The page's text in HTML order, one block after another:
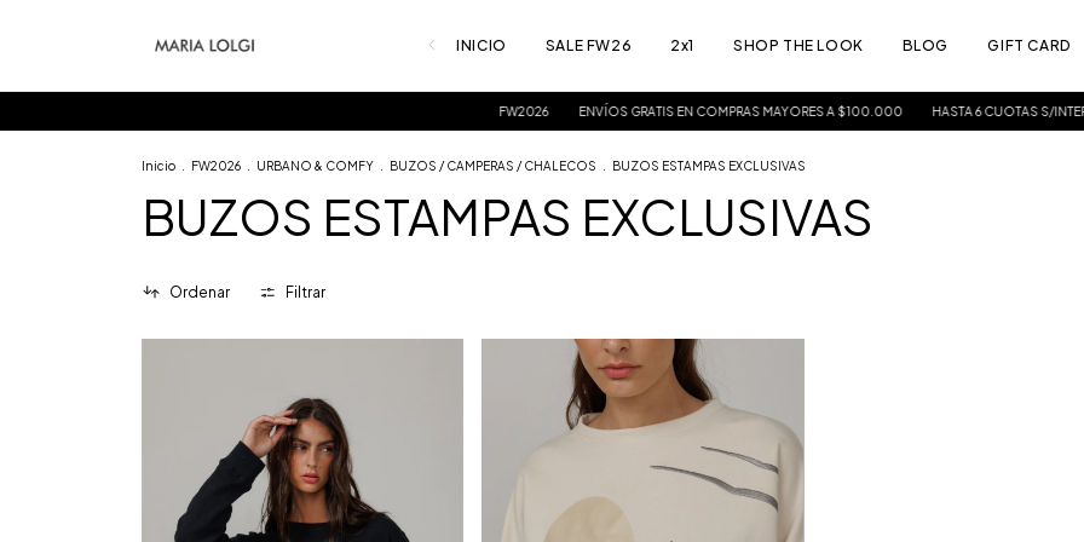
INICIO SALE FW26 2x1 SHOP THE LOOK BLOG GIFT CARD
ENVÍOS GRATIS EN COMPRAS MAYORES A $100.000 HASTA 6 CUOTAS S/INTERÉS
Inicio FW2026 URBANO & COMFY BUZOS / CAMPERAS / CHALECOS BUZOS ESTAMPAS EXCLUSIVAS
BUZOS ESTAMPAS EXCLUSIVAS
Ordenar Filtrar